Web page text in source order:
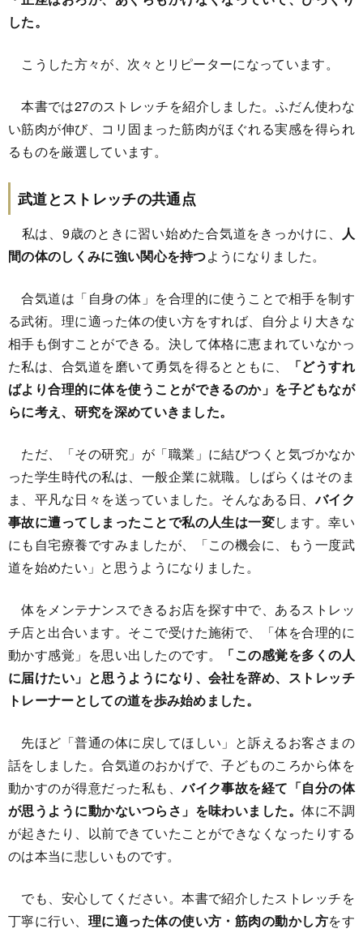
した。
こうした方々が、次々とリピーターになっています。
本書では27のストレッチを紹介しました。ふだん使わな
い筋肉が伸び、コリ固まった筋肉がほぐれる実感を得られ
るものを厳選しています。
武道とストレッチの共通点
私は、9歳のときに習い始めた合気道をきっかけに、
人
間の体のしくみに強い関心を持つようになりました。
合気道は「自身の体」を合理的に使うことで相手を制す
る武術。理に適った体の使い方をすれば、自分より大きな
相手も倒すことができる。決して体格に恵まれていなかっ
た私は、合気道を磨いて勇気を得るとともに、
「どうすれ
ばより合理的に体を使うことができるのか」を子どもなが
らに考え、研究を深めていきました。
ただ、「その研究」が「職業」に結びつくと気づかなか
った学生時代の私は、一般企業に就職。しばらくはそのま
ま、平凡な日々を送っていました。そんなある日、バイク
事故に遭ってしまったことで私の人生は一変します。幸い
にも自宅療養ですみましたが、「この機会に、もう一度武
道を始めたい」と思うようになりました。
体をメンテナンスできるお店を探す中で、あるストレッ
チ店と出合います。そこで受けた施術で、「体を合理的に
動かす感覚」を思い出したのです。
「この感覚を多くの人
に届けたい」と思うようになり、会社を辞め、ストレッチ
トレーナーとしての道を歩み始めました。
先ほど「普通の体に戻してほしい」と訴えるお客さまの
話をしました。合気道のおかげで、子どものころから体を
動かすのが得意だった私も、バイク事故を経て「自分の体
が思うように動かないつらさ」を味わいました。体に不調
が起きたり、以前できていたことができなくなったりする
のは本当に悲しいものです。
でも、安心してください。本書で紹介したストレッチを
丁寧に行い、 理に適った体の使い方・筋肉の動かし方をす